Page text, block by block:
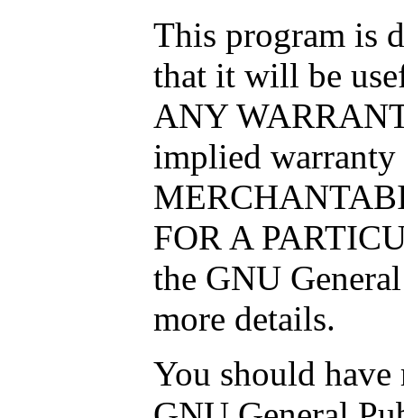
This program is
that it will be
ANY
implied
FOR A
the GNU
more details.
You should